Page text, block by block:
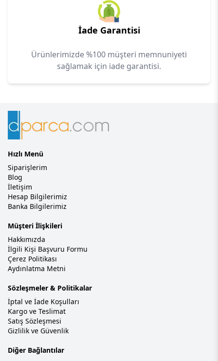
İade Garantisi
Ürünlerimizde %100 müşteri memnuniyeti
sağlamak için iade garantisi.
Hızlı Menü
Siparişlerim
Blog
İletişim
Hesap Bilgilerimiz
Banka Bilgilerimiz
Müşteri İlişkileri
Hakkımızda
İlgili Kişi Başvuru Formu
Çerez Politikası
Aydınlatma Metni
Sözleşmeler & Politikalar
İptal ve İade Koşulları
Kargo ve Teslimat
Satış Sözleşmesi
Gizlilik ve Güvenlik
Diğer Bağlantılar